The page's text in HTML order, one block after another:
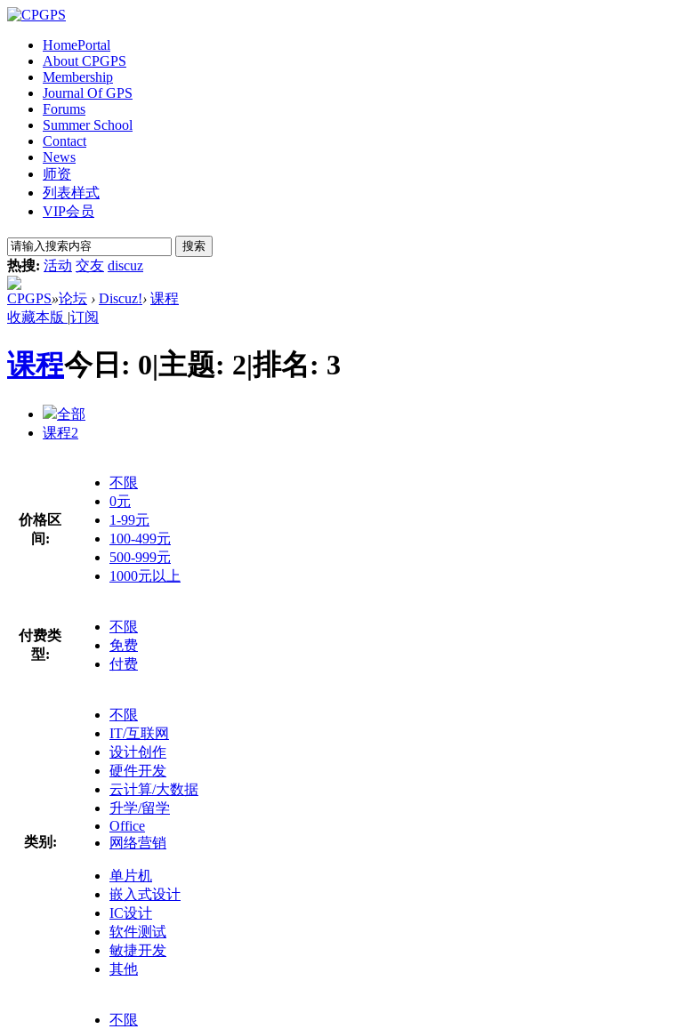
HomePortal
About CPGPS
Membership
Journal Of GPS
Forums
Summer School
Contact
News
师资
列表样式
VIP会员
搜索
热搜: 活动 交友 discuz
CPGPS»论坛 › Discuz!› 课程
收藏本版 |订阅
课程今日: 0|主题: 2|排名: 3
全部
课程2
价格区
间:
不限
0元
1-99元
100-499元
500-999元
1000元以上
付费类
型:
不限
免费
付费
类别:
不限
IT/互联网
设计创作
硬件开发
云计算/大数据
升学/留学
Office
网络营销
单片机
嵌入式设计
IC设计
软件测试
敏捷开发
其他
不限